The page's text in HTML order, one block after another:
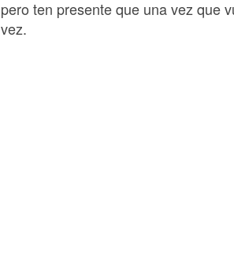
pero ten presente que una vez que
vez.